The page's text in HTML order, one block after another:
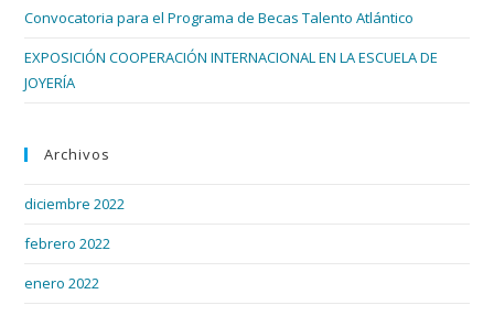
Convocatoria para el Programa de Becas Talento Atlántico
EXPOSICIÓN COOPERACIÓN INTERNACIONAL EN LA ESCUELA DE
JOYERÍA
Archivos
diciembre 2022
febrero 2022
enero 2022